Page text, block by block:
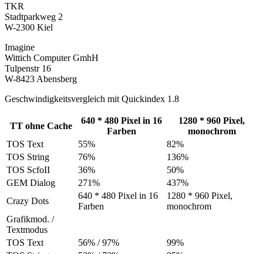
TKR
Stadtparkweg 2
W-2300 Kiel
Imagine
Wittich Computer GmhH
Tulpenstr 16
W-8423 Abensberg
Geschwindigkeitsvergleich mit Quickindex 1.8
TT ohne Cache
640 * 480 Pixel in 16
Farben
1280 * 960 Pixel,
monochrom
TOS Text
55%
82%
TOS String
76%
136%
TOS ScfoII
36%
50%
GEM Dialog
271%
437%
Crazy Dots
640 * 480 Pixel in 16
Farben
1280 * 960 Pixel,
monochrom
Grafikmod. /
Textmodus
TOS Text
56% / 97%
99%